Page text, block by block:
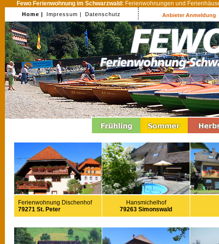
Fewo Ferienwohnung im Schwarzwald: Ferienwohnungen und
Home | Impressum | Datenschutz Anbieter Anmeldung
Ferienwohnung Dischenhof
79271 St. Peter
Hansmichelhof
79263 Simonswald